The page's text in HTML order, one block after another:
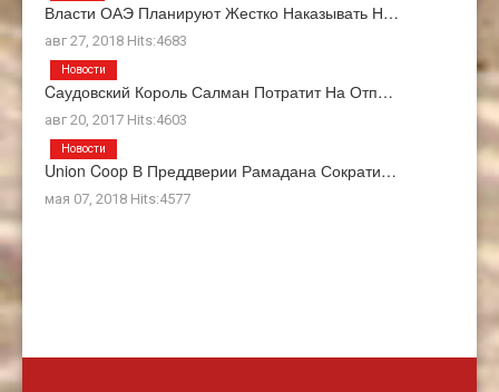
Власти ОАЭ Планируют Жестко Наказывать Н…
авг 27, 2018 Hits:4683
Cаудовский Король Салман Потратит На Отп…
авг 20, 2017 Hits:4603
Новости
Union Coop В Преддверии Рамадана Сократи…
мая 07, 2018 Hits:4577
Новости